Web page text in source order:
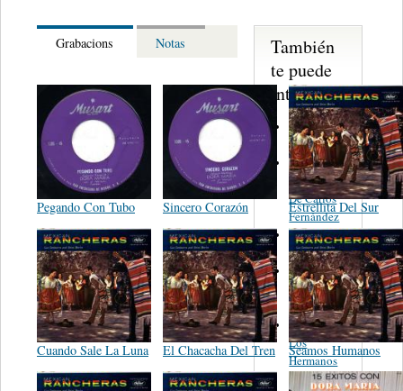
Grabacions Notas
Pegando Con Tubo Sincero Corazón Estrellita Del Sur
Cuando Sale La Luna El Chacacha Del Tren Seamos Humanos
También
te puede
interesar...
Torreon y
Dora
Los
Fantasticos
De Carlos
Fernández
Benjamin
Felix
El Mariachi
Azteca De
Gil Soledad
Conjunto
Los
Hermanos
Sanchez